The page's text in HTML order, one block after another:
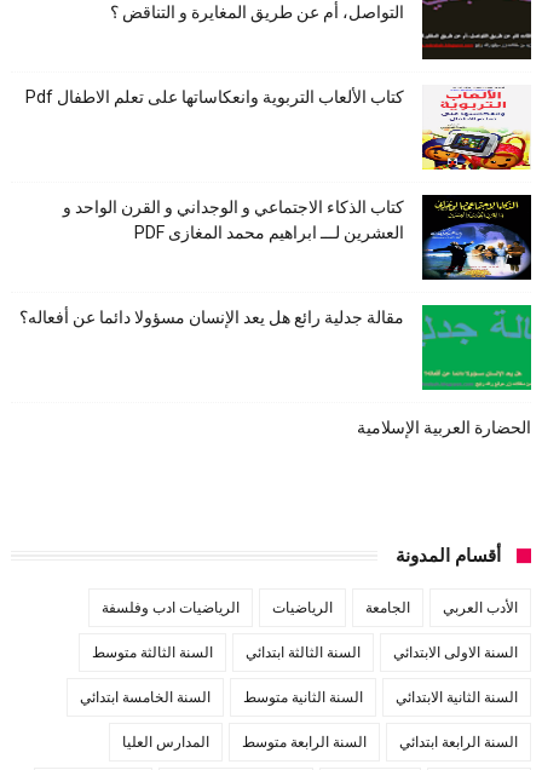
التواصل، أم عن طريق المغايرة و التناقض ؟
كتاب الألعاب التربوية وانعكاساتها على تعلم الاطفال Pdf
كتاب الذكاء الاجتماعي و الوجداني و القرن الواحد و
العشرين لـــ ابراهيم محمد المغازى PDF
مقالة جدلية رائع هل يعد الإنسان مسؤولا دائما عن أفعاله؟
الحضارة العربية الإسلامية
أقسام المدونة
الأدب العربي الجامعة الرياضيات الرياضيات ادب وفلسفة
السنة الاولى الابتدائي السنة الثالثة ابتدائي السنة الثالثة متوسط
السنة الثانية الابتدائي السنة الثانية متوسط السنة الخامسة ابتدائي
السنة الرابعة ابتدائي السنة الرابعة متوسط المدارس العليا